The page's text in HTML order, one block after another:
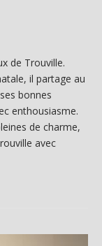
de Trouville.
il partage au
bonnes
enthousiasme.
de charme,
avec